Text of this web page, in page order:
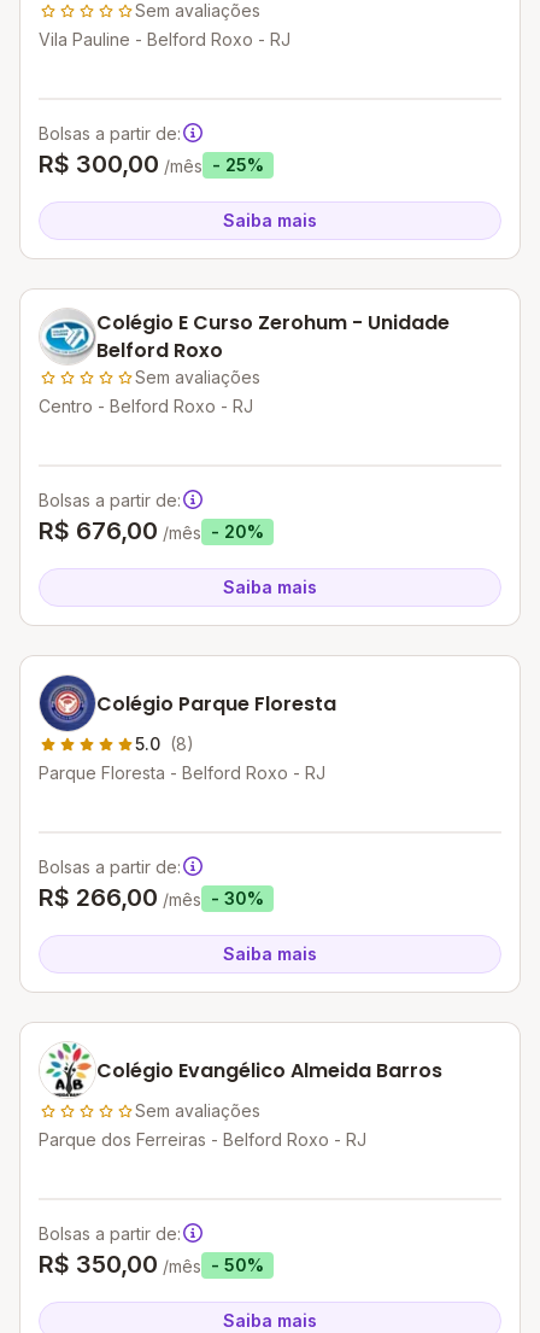
Sem avaliações
Vila Pauline - Belford Roxo - RJ
Bolsas a partir de:
R$ 300,00 /mês - 25%
Saiba mais
Colégio E Curso Zerohum - Unidade
Belford Roxo
Sem avaliações
Centro - Belford Roxo - RJ
Bolsas a partir de:
R$ 676,00 /mês - 20%
Saiba mais
Colégio Parque Floresta
5.0 (8)
Parque Floresta - Belford Roxo - RJ
Bolsas a partir de:
R$ 266,00 /mês - 30%
Saiba mais
Colégio Evangélico Almeida Barros
Sem avaliações
Parque dos Ferreiras - Belford Roxo - RJ
Bolsas a partir de:
R$ 350,00 /mês - 50%
Saiba mais